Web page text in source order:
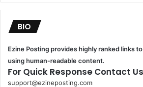
BIO
Ezine Posting provides highly ranked links
using human-readable content.
For Quick Response Contact
support@ezineposting.com